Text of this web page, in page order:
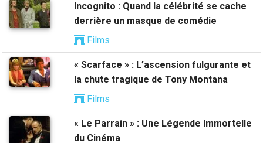
Incognito : Quand la célébrité se cache
derrière un masque de comédie
Films
« Scarface » : L’ascension fulgurante et
la chute tragique de Tony Montana
Films
« Le Parrain » : Une Légende Immortelle
du Cinéma